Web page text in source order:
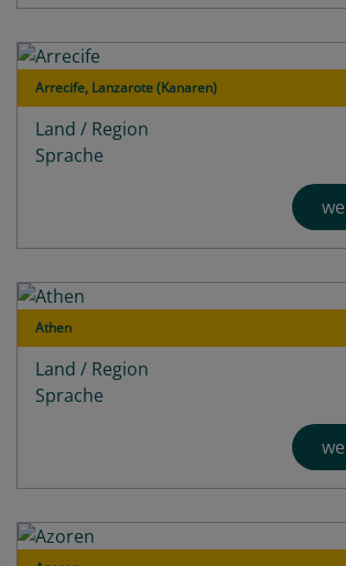
Arrecife, Lanzarote (Kanaren)
Land / Region
Sprache
Athen
Land / Region
Sprache